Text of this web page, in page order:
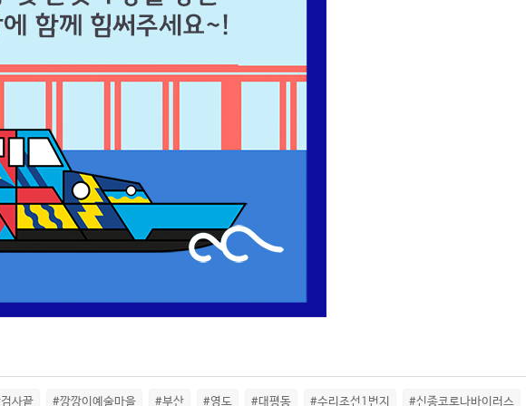
사끝 #깡깡이예술마을 #부산 #영도 #대평동 #수리조선1번지 #신종코로나바이러스